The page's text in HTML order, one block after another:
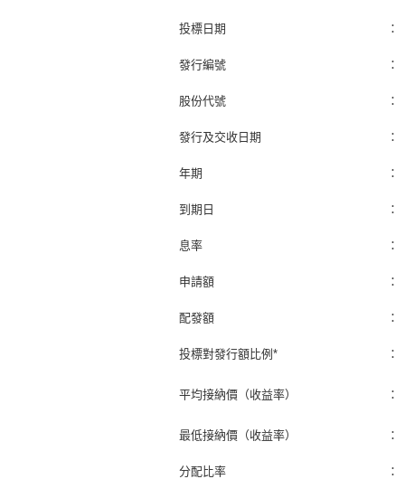
投標日期 ：
發行編號 ：
股份代號 ：
發行及交收日期 ：
年期 ：
到期日 ：
息率 ：
申請額 ：
配發額 ：
投標對發行額比例* ：
平均接納價（收益率） ：
最低接納價（收益率） ：
分配比率 ：